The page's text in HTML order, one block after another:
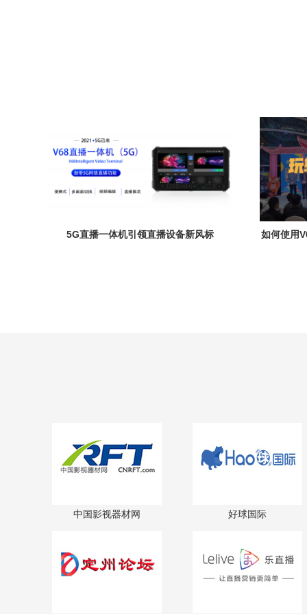
5G直播一体机引领直播设备新风标 如何使用
中国影视器材网 好球国际